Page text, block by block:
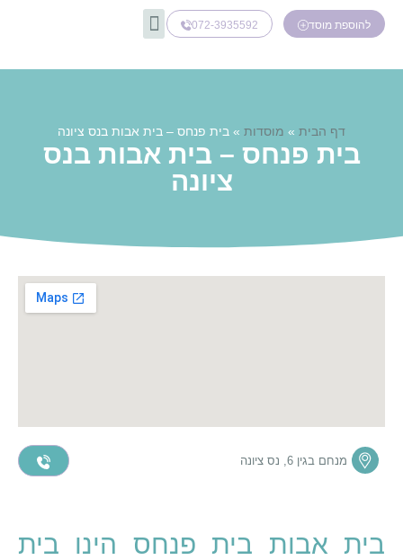
להוספת מוסד 072-3935592
דף הבית » מוסדות » בית פנחס – בית אבות בנס ציונה
בית פנחס – בית אבות בנס
ציונה
מנחם בגין 6, נס ציונה
בית אבות בית פנחס הינו בית